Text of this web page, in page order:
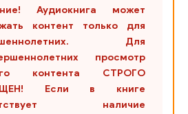
Аудиокнига может
контент только для
Для
просмотр
контента СТРОГО
Если в книге
наличие